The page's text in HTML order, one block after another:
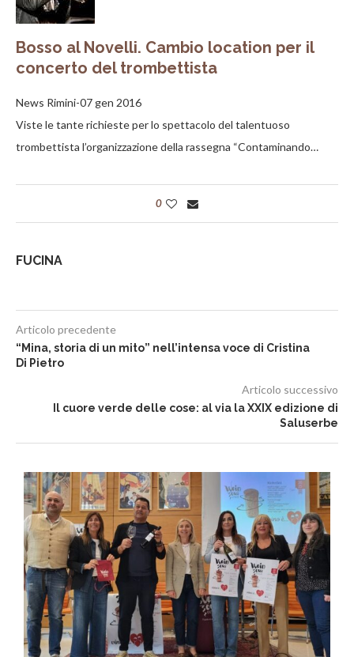
Bosso al Novelli. Cambio location per il
concerto del trombettista
News Rimini-07 gen 2016
Viste le tante richieste per lo spettacolo del talentuoso
trombettista l’organizzazione della rassegna “Contaminando…
0
FUCINA
Articolo precedente
“Mina, storia di un mito” nell’intensa voce di Cristina
Di Pietro
Articolo successivo
Il cuore verde delle cose: al via la XXIX edizione di
Saluserbe